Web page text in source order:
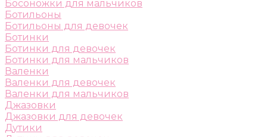
Босоножки для мальчиков
Ботильоны
Ботильоны для девочек
Ботинки
Ботинки для девочек
Ботинки для мальчиков
Валенки
Валенки для девочек
Валенки для мальчиков
Джазовки
Джазовки для девочек
Дутики